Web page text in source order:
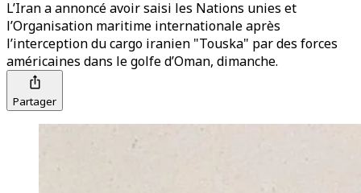
L’Iran a annoncé avoir saisi les Nations unies et
l’Organisation maritime internationale après
l’interception du cargo iranien "Touska" par des forces
américaines dans le golfe d’Oman, dimanche.
Partager